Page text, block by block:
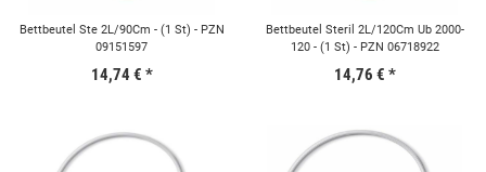
Bettbeutel Ste 2L/90Cm - (1 St) - PZN
09151597
14,74 € *
Bettbeutel Steril 2L/120Cm Ub 2000-
120 - (1 St) - PZN 06718922
14,76 € *